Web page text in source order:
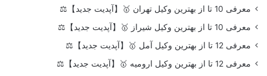
معرفی 10 تا از بهترین وکیل تهران 🥇【آپدیت جدید】⚖️
معرفی 10 تا از بهترین وکیل شیراز 🥇【آپدیت جدید】⚖️
معرفی 12 تا از بهترین وکیل آمل 🥇【آپدیت جدید】⚖️
معرفی 12 تا از بهترین وکیل ارومیه 🥇【آپدیت جدید】⚖️